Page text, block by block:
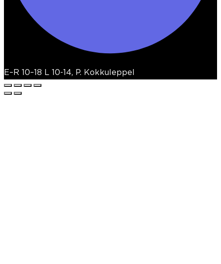
E–R 10–18 L 10-14, P. Kokkuleppel